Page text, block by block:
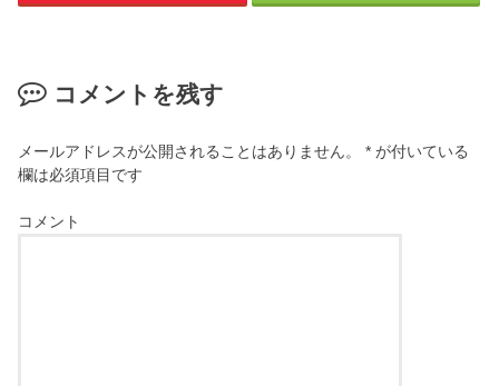
コメントを残す
メールアドレスが公開されることはありません。 * が付いている
欄は必須項目です
コメント